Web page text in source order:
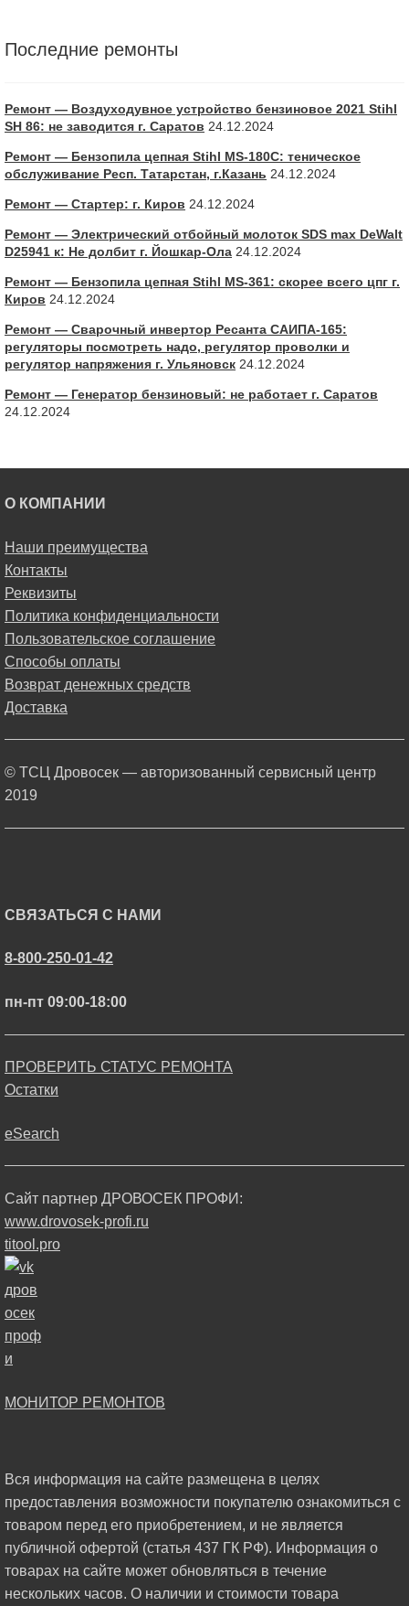
Последние ремонты
Ремонт — Воздуходувное устройство бензиновое 2021 Stihl
SH 86: не заводится г. Саратов 24.12.2024
Ремонт — Бензопила цепная Stihl MS-180С: теническое
обслуживание Респ. Татарстан, г.Казань 24.12.2024
Ремонт — Стартер: г. Киров 24.12.2024
Ремонт — Электрический отбойный молоток SDS max DeWalt
D25941 к: Не долбит г. Йошкар-Ола 24.12.2024
Ремонт — Бензопила цепная Stihl MS-361: скорее всего цпг г.
Киров 24.12.2024
Ремонт — Сварочный инвертор Ресанта САИПА-165:
регуляторы посмотреть надо, регулятор проволки и
регулятор напряжения г. Ульяновск 24.12.2024
Ремонт — Генератор бензиновый: не работает г. Саратов
24.12.2024
О КОМПАНИИ
Наши преимущества
Контакты
Реквизиты
Политика конфиденциальности
Пользовательское соглашение
Способы оплаты
Возврат денежных средств
Доставка
© ТСЦ Дровосек — авторизованный сервисный центр
2019
СВЯЗАТЬСЯ С НАМИ
8-800-250-01-42
пн-пт 09:00-18:00
ПРОВЕРИТЬ СТАТУС РЕМОНТА
Остатки
eSearch
Сайт партнер ДРОВОСЕК ПРОФИ:
www.drovosek-profi.ru
titool.pro
МОНИТОР РЕМОНТОВ
Вся информация на сайте размещена в целях
предоставления возможности покупателю ознакомиться с
товаром перед его приобретением, и не является
публичной офертой (статья 437 ГК РФ). Информация о
товарах на сайте может обновляться в течение
нескольких часов. О наличии и стоимости товара